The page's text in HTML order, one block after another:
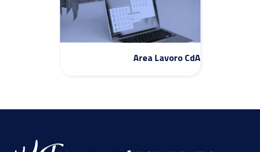
Area Lavoro CdA